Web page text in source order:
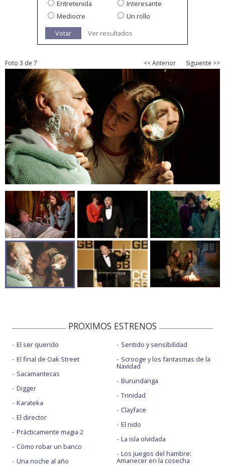
Entretenida
Interesante
Mediocre
Un rollo
Votar
Ver resultados
Foto 3 de 7 << Anterior Siguiente >>
PROXIMOS ESTRENOS
El ser querido
El final de Oak Street
Sacamantecas
Digger
Karateka
El director
Prácticamente magia 2
Cómo robar un banco
Una noche al año
Sentido y sensibilidad
Scrooge y los fantasmas de la
Navidad
Burundanga
Trinidad
Clayface
El nido
La isla olvidada
Los juegos del hambre:
Amanecer en la cosecha